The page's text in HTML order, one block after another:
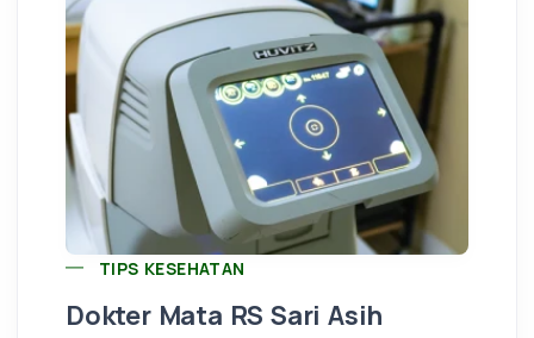
TIPS KESEHATAN
Dokter Mata RS Sari Asih